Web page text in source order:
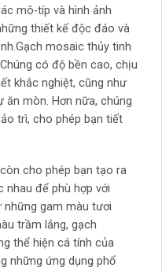
mô-típ và hình ảnh
thiết kế độc đáo và
mosaic thủy tinh
có độ bền cao, chịu
khắc nghiệt, cũng như
mòn. Hơn nữa, chúng
trì, cho phép bạn tiết
cho phép bạn tạo ra
nhau để phù hợp với
những gam màu tươi
trầm lắng, gạch
thể hiện cá tính của
những ứng dụng phổ